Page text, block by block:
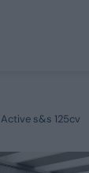
s&s 125cv